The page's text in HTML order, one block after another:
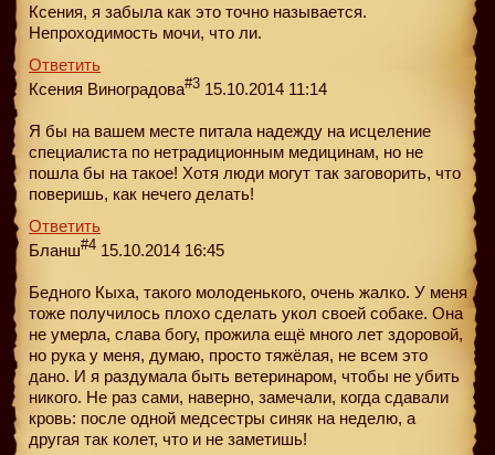
Ксения, я забыла как это точно называется.
Непроходимость мочи, что ли.
Ответить
Ксения Виноградова#3 15.10.2014 11:14
Я бы на вашем месте питала надежду на исцеление
специалиста по нетрадиционным медицинам, но не
пошла бы на такое! Хотя люди могут так заговорить, что
поверишь, как нечего делать!
Ответить
Бланш#4 15.10.2014 16:45
Бедного Кыха, такого молоденького, очень жалко. У меня
тоже получилось плохо сделать укол своей собаке. Она
не умерла, слава богу, прожила ещё много лет здоровой,
но рука у меня, думаю, просто тяжёлая, не всем это
дано. И я раздумала быть ветеринаром, чтобы не убить
никого. Не раз сами, наверно, замечали, когда сдавали
кровь: после одной медсестры синяк на неделю, а
другая так колет, что и не заметишь!